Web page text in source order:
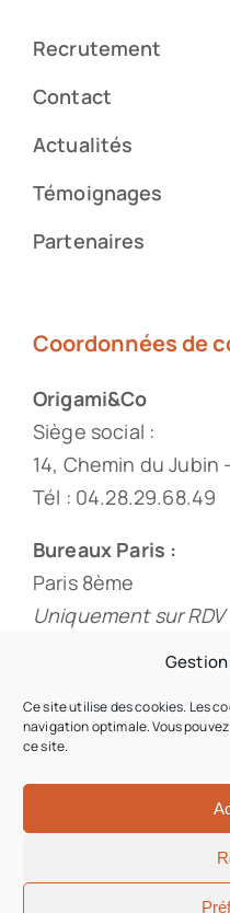
Ce site utilise des cookies. Les
navigation optimale. Vous
ce site.
Recrutement
Contact
Actualités
Témoignages
Partenaires
Coordonnées de
Origami&Co
Siège social :
14, Chemin du Jubin
Tél : 04.28.29.68.49
Bureaux Paris :
Paris 8ème
Uniquement sur RDV